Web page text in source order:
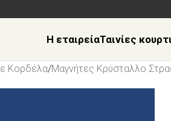
Η εταιρείαΤαινίες
Κορδέλα/Μαγνήτες Κρύσταλλο